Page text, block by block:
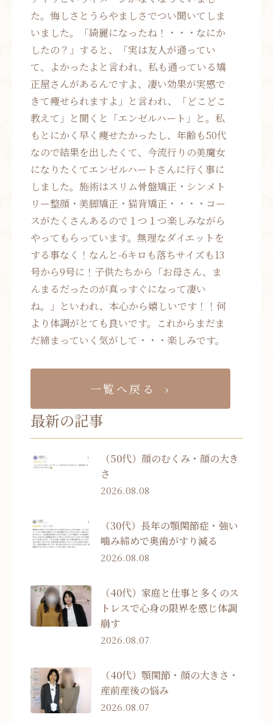
た。悔しさとうらやましさでつい聞いてしま
いました。「綺麗になったね！・・・なにか
したの？」すると、「実は友人が通ってい
て、よかったよと言われ、私も通っている矯
正屋さんがあるんですよ、凄い効果が実感で
きて痩せられますよ」と言われ、「どこどこ
教えて」と聞くと「エンゼルハート」と。私
もとにかく早く痩せたかったし、年齢も50代
なので結果を出したくて、今流行りの美魔女
になりたくてエンゼルハートさんに行く事に
しました。施術はスリム骨盤矯正・シンメト
リー整顔・美脚矯正・猫背矯正・・・・コー
スがたくさんあるので１つ１つ楽しみながら
やってもらっています。無理なダイエットを
する事なく！なんと-6キロも落ちサイズも13
号から9号に！子供たちから「お母さん、ま
んまるだったのが真っすぐになって凄い
ね。」といわれ、本心から嬉しいです！！何
より体調がとても良いです。これからまだま
だ締まっていく気がして・・・楽しみです。
一覧へ戻る
最新の記事
（50代）顔のむくみ・顔の大き
さ
2026.08.08
（30代）長年の顎関節症・強い
噛み締めで奥歯がすり減る
2026.08.08
（40代）家庭と仕事と多くのス
トレスで心身の限界を感じ体調
崩す
2026.08.07
（40代）顎関節・顔の大きさ・
産前産後の悩み
2026.08.07